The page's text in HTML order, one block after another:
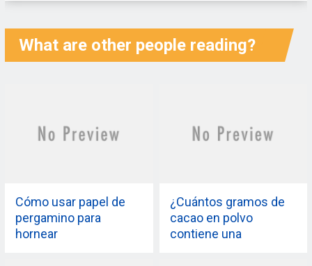
What are other people reading?
Cómo usar papel de
pergamino para
hornear
¿Cuántos gramos de
cacao en polvo
contiene una